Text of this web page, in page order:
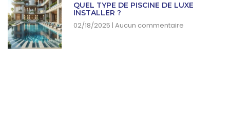
QUEL TYPE DE PISCINE DE LUXE
INSTALLER ?
02/18/2025 Aucun commentaire